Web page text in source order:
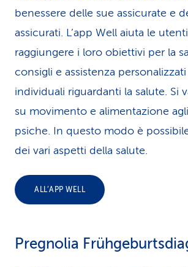
benessere delle sue assicurate e
assicurati. L’app Well aiuta le
raggiungere i loro obiettivi per la
consigli e assistenza
individuali riguardanti la salute. Si
su movimento e alimentazione
psiche. In questo modo è
dei vari aspetti della salute.
ALL’APP WELL
Pregnolia